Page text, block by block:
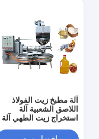
آلة مطبخ زيت الفولاذ
اللاصق الشعبية آلة
استخراج زيت الطهي آلة
السوداني